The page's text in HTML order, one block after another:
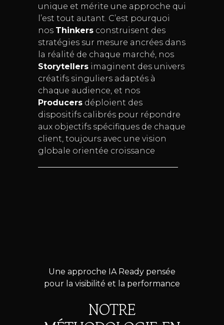
unique et mérite une approche qui
l’est tout autant. C’est pourquoi
nos Thinkersconstruisent des
stratégies sur mesure ancrées dans
la réalité de chaque marché, nos
Storytellersimaginent des univers
créatifs singuliers adaptés à
chaque audience, et nos
Producersdéploient des
dispositifs calibrés pour répondre
aux objectifs spécifiques de chaque
client, toujours avec une vision
globale orientée croissance
Une approche IA Ready pensée
pour la visibilité et la performance
NOTRE